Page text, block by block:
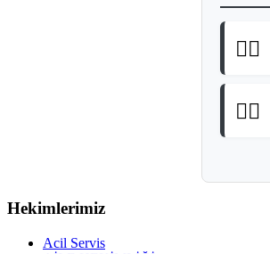
👨‍⚕️
👨‍⚕️
Hekimlerimiz
Acil Servis